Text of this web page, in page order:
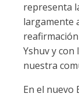
representa
largamente
Yshuv y con
nuestra
En el nuevo